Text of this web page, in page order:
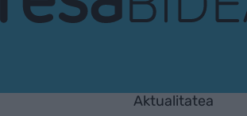
Aktualitatea